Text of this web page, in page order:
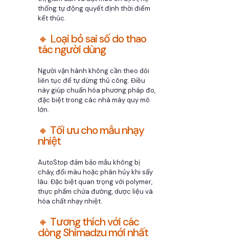
thống tự động quyết định thời điểm
kết thúc.
🔸 Loại bỏ sai số do thao
tác người dùng
Người vận hành không cần theo dõi
liên tục để tự dừng thủ công. Điều
này giúp chuẩn hóa phương pháp đo,
đặc biệt trong các nhà máy quy mô
lớn.
🔸 Tối ưu cho mẫu nhạy
nhiệt
AutoStop đảm bảo mẫu không bị
cháy, đổi màu hoặc phân hủy khi sấy
lâu. Đặc biệt quan trọng với polymer,
thực phẩm chứa đường, dược liệu và
hóa chất nhạy nhiệt.
🔸 Tương thích với các
dòng Shimadzu mới nhất